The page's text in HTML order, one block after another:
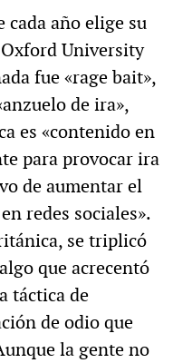
año elige su
University
fue «rage bait»,
de ira»,
es «contenido en
para provocar ira
de aumentar el
redes sociales».
se triplicó
que acrecentó
táctica de
de odio que
la gente no